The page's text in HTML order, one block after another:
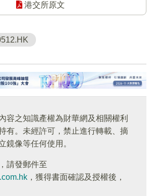
港交所原文
容之知識產權為財華網及相關權利
有。未經許可，禁止進行轉載、摘
鏡像等任何使用。
請發郵件至
，獲得書面確認及授權後，